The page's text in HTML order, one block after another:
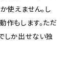
使えません。し
作もします。ただ
しか出せない独